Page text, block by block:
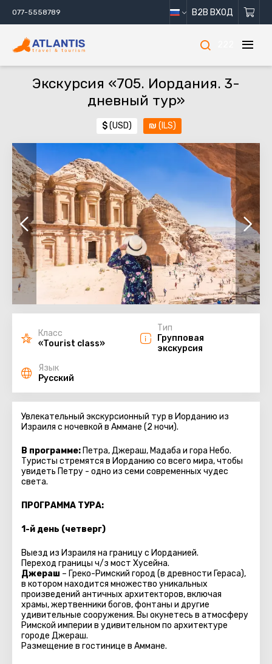
077-5558789 B2B ВХОД
Экскурсия «705. Иордания. 3-
дневный тур»
$(USD) ₪ (ILS)
Класс
«Tourist class»
Тип
Групповая
экскурсия
Язык
Русский
Увлекательный экскурсионный тур в Иорданию из
Израиля с ночевкой в Аммане (2 ночи).
В программе: Петра, Джераш, Мадаба и гора Небо.
Туристы стремятся в Иорданию со всего мира, чтобы
увидеть Петру - одно из семи современных чудес
света.
ПРОГРАММА ТУРА:
1-й день (четверг)
Выезд из Израиля на границу с Иорданией.
Переход границы ч/з мост Хусейна.
Джераш – Греко-Римский город (в древности Гераса),
в котором находится множество уникальных
произведений античных архитекторов, включая
храмы, жертвенники богов, фонтаны и другие
удивительные сооружения. Вы окунетесь в атмосферу
Римской империи в удивительном по архитектуре
городе Джераш.
Размещение в гостинице в Аммане.